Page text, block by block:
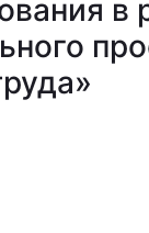
в